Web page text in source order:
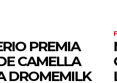
PREMIA
CAMELLA
DROMEMILK